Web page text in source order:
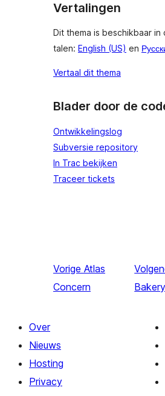
Vertalingen
Dit thema is beschikbaar
talen: English (US) en
Vertaal dit thema
Blader door de
Ontwikkelingslog
Subversie repository
In Trac bekijken
Traceer tickets
Vorige Atlas
Concern
Bakery
Over
Nieuws
Hosting
Privacy